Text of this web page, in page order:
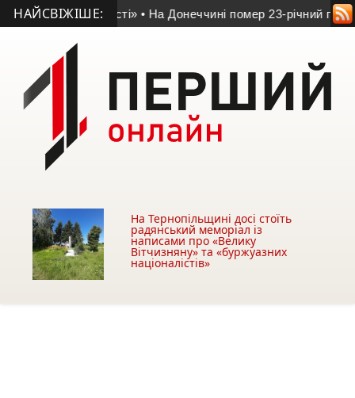
НАЙСВІЖІШЕ:
доблесті» • На Донеччині помер 23-річний
На Тернопільщині досі стоїть
радянський меморіал із
написами про «Велику
Вітчизняну» та «буржуазних
націоналістів»